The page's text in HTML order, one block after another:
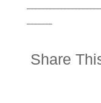
Share